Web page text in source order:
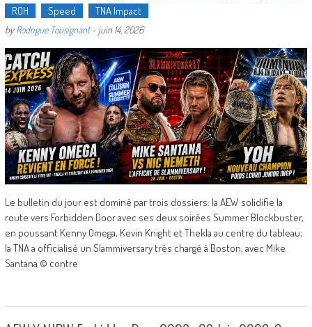
ROH
Speed TNA Impact
byRodrigue Tousignant- juin 14, 2026
Le bulletin du jour est dominé par trois dossiers: la AEW solidifie la
route vers Forbidden Door avec ses deux soirées Summer Blockbuster,
en poussant Kenny Omega, Kevin Knight et Thekla au centre du tableau;
la TNA a officialisé un Slammiversary très chargé à Boston, avec Mike
Santana © contre